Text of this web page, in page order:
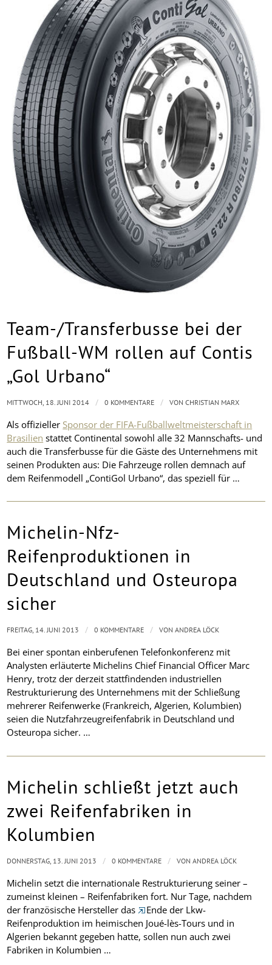
Team-/Transferbusse bei der
Fußball-WM rollen auf Contis
„Gol Urbano“
Als offizieller Sponsor der FIFA-Fußballweltmeisterschaft in
Brasilien stattet Continental sowohl alle 32 Mannschafts- und
auch die Transferbusse für die Gäste des Unternehmens mit
seinen Produkten aus: Die Fahrzeuge rollen demnach auf
dem Reifenmodell „ContiGol Urbano“, das speziell für …
MITTWOCH, 18. JUNI 2014 / 0 KOMMENTARE / VONCHRISTIAN MARX
Michelin-Nfz-
Reifenproduktionen in
Deutschland und Osteuropa
sicher
Bei einer spontan einberufenen Telefonkonferenz mit
Analysten erläuterte Michelins Chief Financial Officer Marc
Henry, trotz der derzeit stattfindenden industriellen
Restrukturierung des Unternehmens mit der Schließung
mehrerer Reifenwerke (Frankreich, Algerien, Kolumbien)
seien die Nutzfahrzeugreifenfabrik in Deutschland und
Osteuropa sicher. …
FREITAG, 14. JUNI 2013 / 0 KOMMENTARE / VONANDREA LÖCK
Michelin schließt jetzt auch
zwei Reifenfabriken in
Kolumbien
Michelin setzt die internationale Restrukturierung seiner –
zumeinst kleinen – Reifenfabriken fort. Nur Tage, nachdem
der französische Hersteller das
Ende der Lkw-
Reifenproduktion im heimischen Joué-lès-Tours und in
Algerien bekannt gegeben hatte, sollen nun auch zwei
Fabriken in Kolumbien …
DONNERSTAG, 13. JUNI 2013 / 0 KOMMENTARE / VONANDREA LÖCK